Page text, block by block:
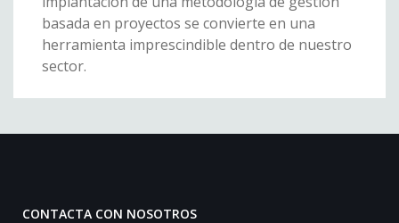
basada en proyectos se convierte en una
herramienta imprescindible dentro de nuestro
sector.
CONTACTA CON NOSOTROS